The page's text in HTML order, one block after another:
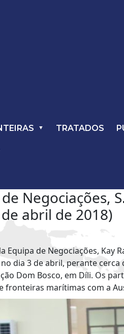
TRATADOS
Negociações,
abril de 2018)
Equipa de Negociações,
dia 3 de abril, perante
Dom Bosco, em Díli. Os
fronteiras marítimas com a